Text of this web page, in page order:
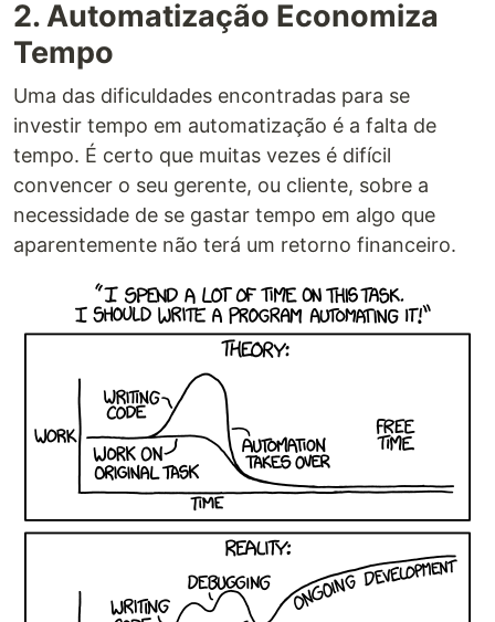
2. Automatização Economiza
Tempo
Uma das dificuldades encontradas para se
investir tempo em automatização é a falta de
tempo. É certo que muitas vezes é difícil
convencer o seu gerente, ou cliente, sobre a
necessidade de se gastar tempo em algo que
aparentemente não terá um retorno financeiro.